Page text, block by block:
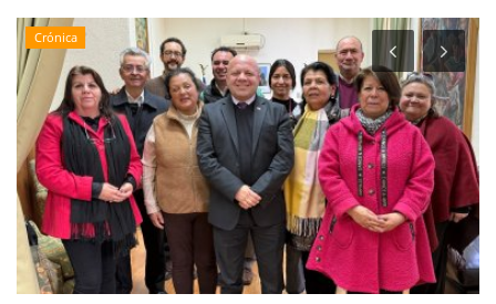
Crónica